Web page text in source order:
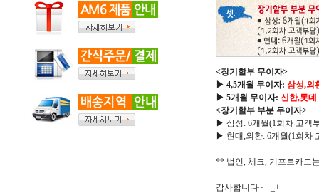
<장기할부 무이자>
▶ 4,5개월 무이자: 삼성,외
▶ 5개월 무이자: 신한,롯데
<장기할부 부분 무이자>
▶ 삼성: 6개월(1회차 고객
▶ 현대,외환: 6개월(1회차
** 법인, 체크, 기프트카드
감사합니다~ +_+